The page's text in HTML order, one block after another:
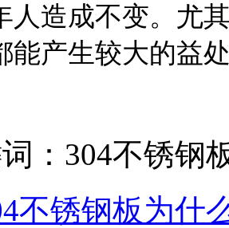
人造成不变。尤
能产生较大的益
：304不锈钢
不锈钢板为什